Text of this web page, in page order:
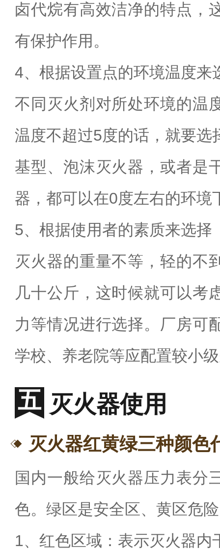
卤代烷有高效洁净的特点，
有保护作用。
4、根据设置点的环境温度来
不同灭火剂对所处环境的温
温度不超过5度的话 ，就要
基型、泡沫灭火器，或者是
器， 都可以在0度左右的环境
5、根据使用者的素质来选择
灭火器的重量不等，轻的不
几十公斤，这时候就可以考
力等情况进行选择。厂房可
学校、养老院等应配置较小
灭火器使用
灭火器红黄绿三种颜色
国内一般给灭火器压力表分
色。绿区是安全区、黄区危
1、红色区域：表示灭火器内